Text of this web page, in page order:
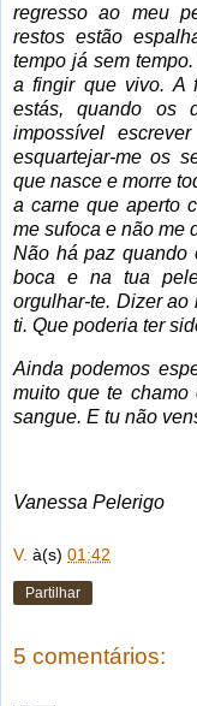
regresso ao meu
restos estão
tempo já sem
a fingir que vivo. A
estás, quando os
impossível
esquartejar-me os
que nasce e morre
a carne que aperto
me sufoca e não me
Não há paz quando
boca e na tua
orgulhar-te. Dizer ao
ti. Que poderia ter
Ainda podemos
muito que te chamo
sangue. E tu não
Vanessa Pelerigo
V. à(s) 01:42
Partilhar
5 comentários: